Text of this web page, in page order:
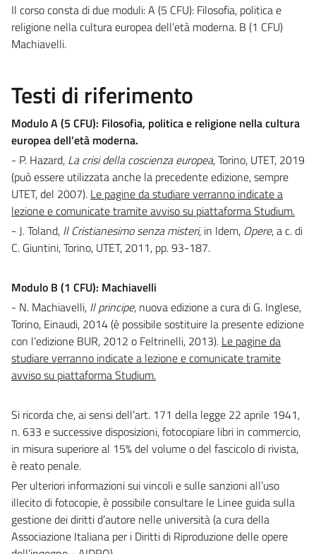
Il corso consta di due moduli: A (5 CFU): Filosofia, politica e
religione nella cultura europea dell’età moderna. B (1 CFU)
Machiavelli.
Testi di riferimento
Modulo A (5 CFU): Filosofia, politica e religione nella cultura
europea dell’età moderna.
- P. Hazard, La crisi della coscienza europea, Torino, UTET, 2019
(può essere utilizzata anche la precedente edizione, sempre
UTET, del 2007). Le pagine da studiare verranno indicate a
lezione e comunicate tramite avviso su piattaforma Studium.
- J. Toland, Il Cristianesimo senza misteri, in Idem, Opere, a c. di
C. Giuntini, Torino, UTET, 2011, pp. 93-187.
Modulo B (1 CFU): Machiavelli
- N. Machiavelli, Il principe, nuova edizione a cura di G. Inglese,
Torino, Einaudi, 2014 (è possibile sostituire la presente edizione
con l’edizione BUR, 2012 o Feltrinelli, 2013). Le pagine da
studiare verranno indicate a lezione e comunicate tramite
avviso su piattaforma Studium.
Si ricorda che, ai sensi dell’art. 171 della legge 22 aprile 1941,
n. 633 e successive disposizioni, fotocopiare libri in commercio,
in misura superiore al 15% del volume o del fascicolo di rivista,
è reato penale.
Per ulteriori informazioni sui vincoli e sulle sanzioni all’uso
illecito di fotocopie, è possibile consultare le Linee guida sulla
gestione dei diritti d’autore nelle università (a cura della
Associazione Italiana per i Diritti di Riproduzione delle opere